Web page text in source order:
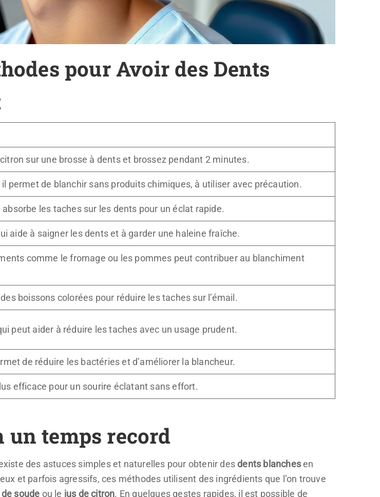
pour Avoir des Dents
sur une brosse à dents et brossez pendant 2 minutes.
permet de blanchir sans produits chimiques, à utiliser avec précaution.
les taches sur les dents pour un éclat rapide.
aide à saigner les dents et à garder une haleine fraîche.
comme le fromage ou les pommes peut contribuer au blanchiment
boissons colorées pour réduire les taches sur l’émail.
peut aider à réduire les taches avec un usage prudent.
de réduire les bactéries et d’améliorer la blancheur.
efficace pour un sourire éclatant sans effort.
un temps record
des astuces simples et naturelles pour obtenir desdents blanchesen
et parfois agressifs, ces méthodes utilisent des ingrédients que l’on trouve
soude ou le jus de citron. En quelques gestes rapides, il est possible de